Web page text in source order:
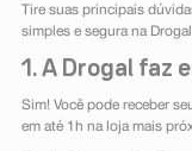
Tire suas principais
simples e segura na
1. A Drogal faz
Sim! Você pode receber
em até 1h na loja mais